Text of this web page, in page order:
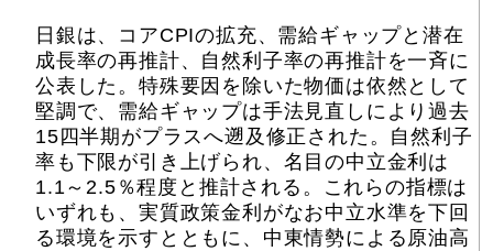
日銀は、コアCPIの拡充、需給ギャップと潜在
成長率の再推計、自然利子率の再推計を一斉に
公表した。特殊要因を除いた物価は依然として
堅調で、需給ギャップは手法見直しにより過去
15四半期がプラスへ遡及修正された。自然利子
率も下限が引き上げられ、名目の中立金利は
1.1～2.5％程度と推計される。これらの指標は
いずれも、実質政策金利がなお中立水準を下回
る環境を示すとともに、中東情勢による原油高